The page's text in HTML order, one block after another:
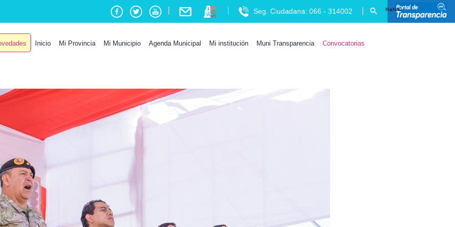
Seg. Ciudadana: 066 - 314002
Inicio Mi Provincia Mi Municipio Agenda Municipal Mi institución Muni Transparencia Convocatorias